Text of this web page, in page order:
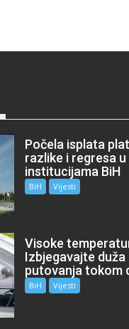
Počela isplata
razlike i regresa u
institucijama BiH
BiH Vijesti
Visoke
Izbjegavajte duža
putovanja tokom
BiH Vijesti